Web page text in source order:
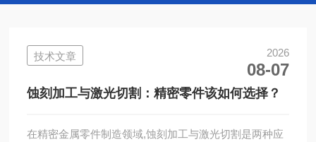
技术文章 2026
08-07
蚀刻加工与激光切割：精密零件该如何选择？
在精密金属零件制造领域,蚀刻加工与激光切割是两种应